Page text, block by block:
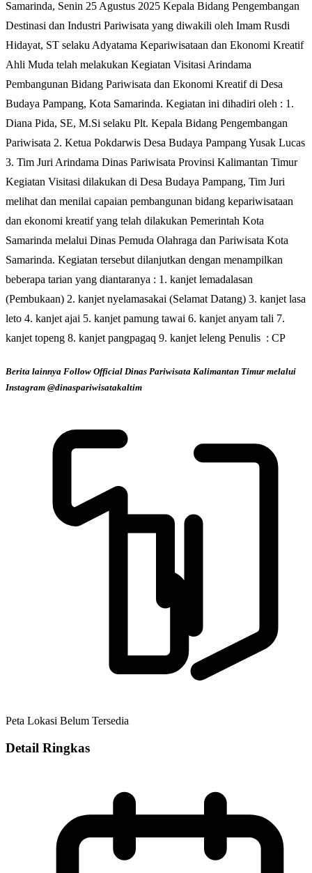
Samarinda, Senin 25 Agustus 2025 Kepala Bidang Pengembangan
Destinasi dan Industri Pariwisata yang diwakili oleh Imam Rusdi
Hidayat, ST selaku Adyatama Kepariwisataan dan Ekonomi Kreatif
Ahli Muda telah melakukan Kegiatan Visitasi Arindama
Pembangunan Bidang Pariwisata dan Ekonomi Kreatif di Desa
Budaya Pampang, Kota Samarinda. Kegiatan ini dihadiri oleh : 1.
Diana Pida, SE, M.Si selaku Plt. Kepala Bidang Pengembangan
Pariwisata 2. Ketua Pokdarwis Desa Budaya Pampang Yusak Lucas
3. Tim Juri Arindama Dinas Pariwisata Provinsi Kalimantan Timur
Kegiatan Visitasi dilakukan di Desa Budaya Pampang, Tim Juri
melihat dan menilai capaian pembangunan bidang kepariwisataan
dan ekonomi kreatif yang telah dilakukan Pemerintah Kota
Samarinda melalui Dinas Pemuda Olahraga dan Pariwisata Kota
Samarinda. Kegiatan tersebut dilanjutkan dengan menampilkan
beberapa tarian yang diantaranya : 1. kanjet lemadalasan
(Pembukaan) 2. kanjet nyelamasakai (Selamat Datang) 3. kanjet lasa
leto 4. kanjet ajai 5. kanjet pamung tawai 6. kanjet anyam tali 7.
kanjet topeng 8. kanjet pangpagaq 9. kanjet leleng Penulis : CP
Berita lainnya Follow Official Dinas Pariwisata Kalimantan Timur melalui
Instagram @dinaspariwisatakaltim
Peta Lokasi Belum Tersedia
Detail Ringkas